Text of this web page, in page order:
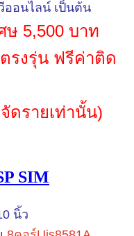
ออนไลน์ เป็นต้น
ษ 5,500 บาท
รงรุ่น ฟรีค่าติด
ดรายเท่านั้น)
SIM
นิ้ว